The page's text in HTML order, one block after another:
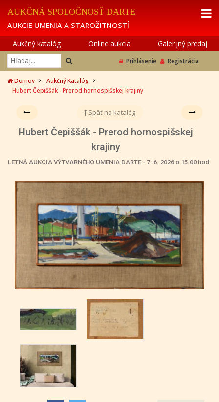
AUKČNÁ SPOLOČNOSŤ DARTE
AUKCIE UMENIA A STAROŽITNOSTÍ
Aukčný katalóg Online aukcia Galerijný predaj
Prihlásenie Registrácia
Domov
Aukčný Katalóg
Hubert Čepiššák - Prerod hornospišskej krajiny
Späť na katalóg
Hubert Čepiššák - Prerod hornospišskej
krajiny
LETNÁ AUKCIA VÝTVARNÉHO UMENIA DARTE - 7. 6. 2026 o 15.00 hod.